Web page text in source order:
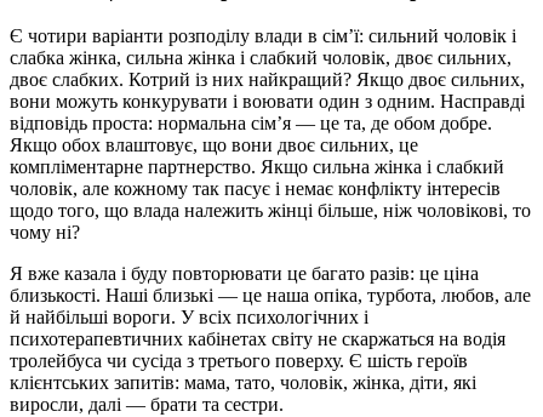
Є чотири варіанти розподілу влади в сім’ї: сильний чоловік і
слабка жінка, сильна жінка і слабкий чоловік, двоє сильних,
двоє слабких. Котрий із них найкращий? Якщо двоє сильних,
вони можуть конкурувати і воювати один з одним. Насправді
відповідь проста: нормальна сім’я — це та, де обом добре.
Якщо обох влаштовує, що вони двоє сильних, це
компліментарне партнерство. Якщо сильна жінка і слабкий
чоловік, але кожному так пасує і немає конфлікту інтересів
щодо того, що влада належить жінці більше, ніж чоловікові, то
чому ні?
Я вже казала і буду повторювати це багато разів: це ціна
близькості. Наші близькі — це наша опіка, турбота, любов, але
й найбільші вороги. У всіх психологічних і
психотерапевтичних кабінетах світу не скаржаться на водія
тролейбуса чи сусіда з третього поверху. Є шість героїв
клієнтських запитів: мама, тато, чоловік, жінка, діти, які
виросли, далі — брати та сестри.